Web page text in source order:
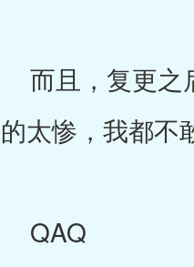
而且，复更之
的太惨，我都不
QAQ